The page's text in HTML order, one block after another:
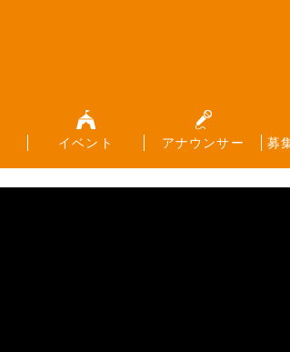
イベント アナウンサー 募